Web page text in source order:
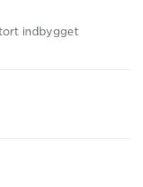
indbygget